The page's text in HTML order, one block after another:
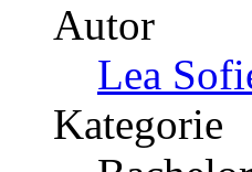
Autor
Lea
Kategorie